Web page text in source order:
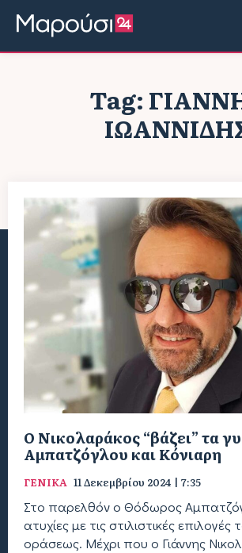
Tag:
Ο Νικολαράκος “βάζει” τα
Αμπατζόγλου και Κόνιαρη
ΓΕΝΙΚΑ 11 Δεκεμβρίου 2024 | 7:35
Στο παρελθόν ο Θόδωρος
ατυχίες με τις στιλιστικές
οράσεως. Μέχρι που ο Γιάννης